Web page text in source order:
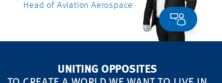
Head of Aviation Aerospace
UNITING OPPOSITES